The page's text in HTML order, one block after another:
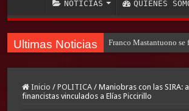
NOTICIAS QUIENES
Ultimas Noticias Franco Mastantuono
Inicio / POLITICA / Maniobras con las SIRA:
financistas vinculados a Elías Piccirillo